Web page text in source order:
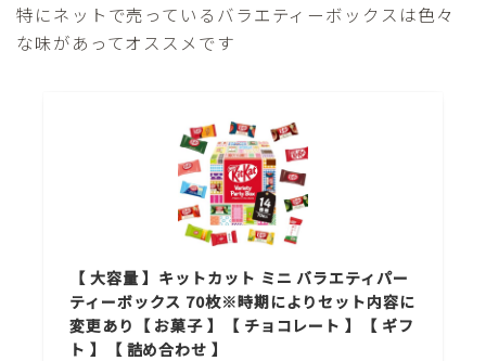
特にネットで売っているバラエティーボックスは色々
な味があってオススメです
【 大容量 】キットカット ミニ バラエティパー
ティーボックス 70枚※時期によりセット内容に
変更あり【 お菓子 】【 チョコレート 】【 ギフ
ト 】【 詰め合わせ 】